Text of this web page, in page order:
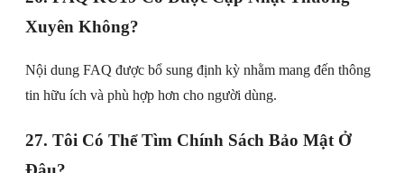
Xuyên Không?
Nội dung FAQ được bổ sung định kỳ nhằm mang đến thông
tin hữu ích và phù hợp hơn cho người dùng.
27. Tôi Có Thể Tìm Chính Sách Bảo Mật Ở